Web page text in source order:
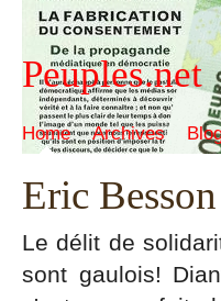
Peuples.net
Home Archives
Eric
Le délit de
sont gaulois!